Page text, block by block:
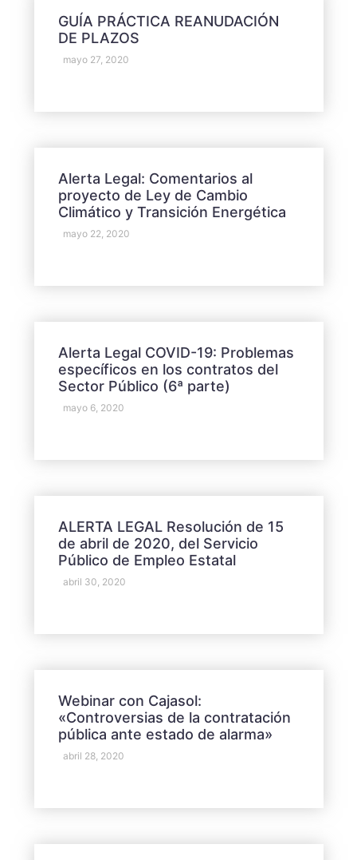
GUÍA PRÁCTICA REANUDACIÓN
DE PLAZOS
mayo 27, 2020
Alerta Legal: Comentarios al
proyecto de Ley de Cambio
Climático y Transición Energética
mayo 22, 2020
Alerta Legal COVID-19: Problemas
específicos en los contratos del
Sector Público (6ª parte)
mayo 6, 2020
ALERTA LEGAL Resolución de 15
de abril de 2020, del Servicio
Público de Empleo Estatal
abril 30, 2020
Webinar con Cajasol:
«Controversias de la contratación
pública ante estado de alarma»
abril 28, 2020